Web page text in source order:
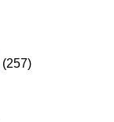
(257)